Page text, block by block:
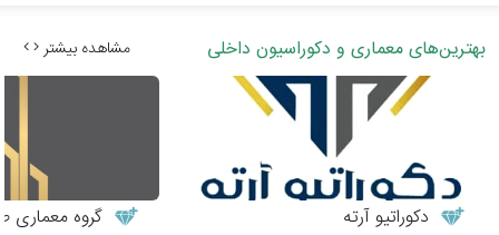
بهترین‌های معماری و دکوراسیون داخلی مشاهده بیشتر
دکوراتیو آرته گروه معماری